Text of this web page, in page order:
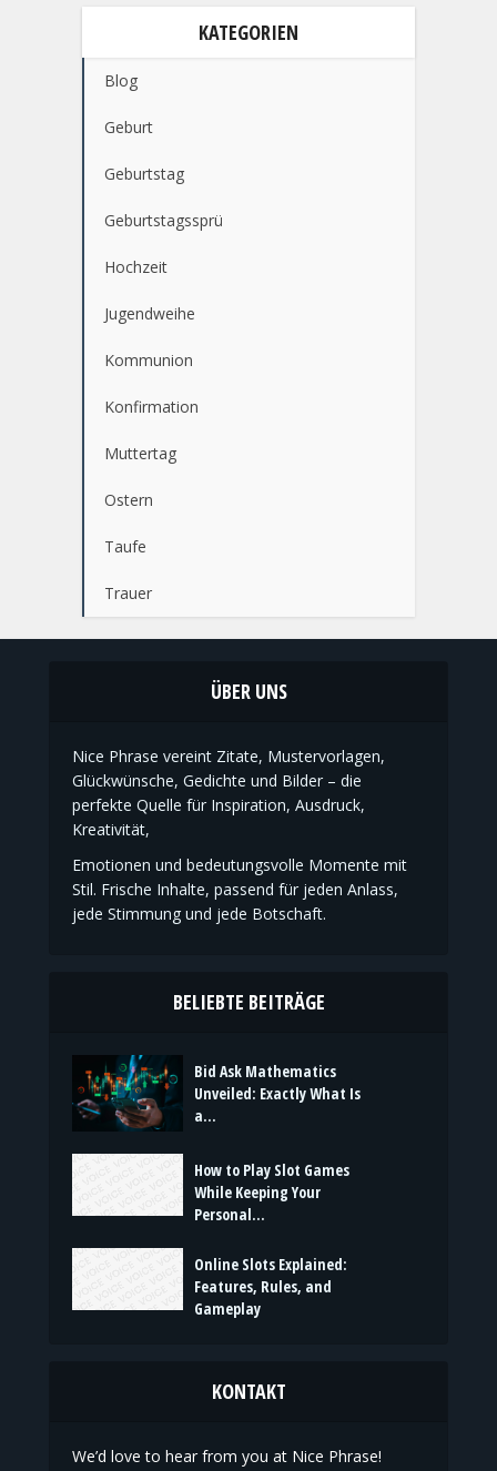
KATEGORIEN
Blog
Geburt
Geburtstag
Geburtstagssprü
Hochzeit
Jugendweihe
Kommunion
Konfirmation
Muttertag
Ostern
Taufe
Trauer
ÜBER UNS
Nice Phrase vereint Zitate, Mustervorlagen,
Glückwünsche, Gedichte und Bilder – die
perfekte Quelle für Inspiration, Ausdruck,
Kreativität,
Emotionen und bedeutungsvolle Momente mit
Stil. Frische Inhalte, passend für jeden Anlass,
jede Stimmung und jede Botschaft.
BELIEBTE BEITRÄGE
Bid Ask Mathematics
Unveiled: Exactly What Is
a...
How to Play Slot Games
While Keeping Your
Personal...
Online Slots Explained:
Features, Rules, and
Gameplay
KONTAKT
We’d love to hear from you at Nice Phrase!